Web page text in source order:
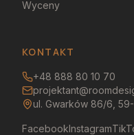
Wyceny
KONTAKT
+48 888 80 10 70
ul. Gwarków 86/6,
FacebookInstagram